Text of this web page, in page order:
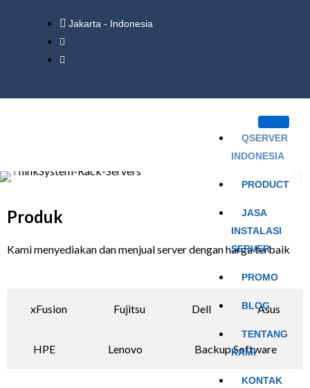
Jakarta - Indonesia
QSERVER
INDONESIA
PRODUCT
JASA
INSTALASI
SERVER
PROMO
BLOG
TENTANG
KAMI
KONTAK
Produk
Kami menyediakan dan menjual server dengan harga terbaik
xFusion Fujitsu Dell Asus
HPE Lenovo Backup Software